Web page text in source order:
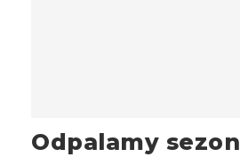
Odpalamy sezon